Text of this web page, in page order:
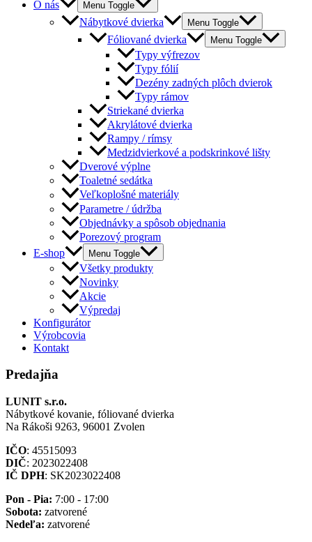
O nás Menu Toggle
Nábytkové dvierka Menu Toggle
Fóliované dvierka Menu Toggle
Typy výfrezov
Typy fólií
Dezény zadných plôch dvierok
Typy rámov
Striekané dvierka
Akrylátové dvierka
Rampy / rímsy
Medzidvierkové a podskrinkové lišty
Dverové výplne
Toaletné sedátka
Veľkoplošné materiály
Parametre / údržba
Objednávky a spôsob objednania
Porezový program
E-shop
Menu Toggle
Všetky produkty
Novinky
Akcie
Výpredaj
Konfigurátor
Výrobcovia
Kontakt
Predajňa
LUNIT s.r.o.
Nábytkové kovanie, fóliované dvierka
Na Rákoši 9263, 96001 Zvolen
IČO: 45515093
DIČ: 2023022408
IČ DPH: SK2023022408
Pon - Pia: 7:00 - 17:00
Sobota: zatvorené
Nedeľa: zatvorené